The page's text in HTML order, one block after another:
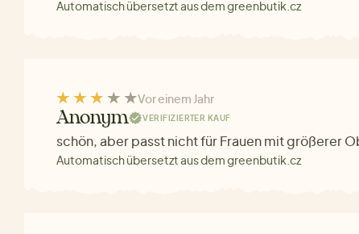
Automatisch übersetzt aus dem greenbutik.cz
Vor einem Jahr
Anonym VERIFIZIERTER KAUF
schön, aber passt nicht für Frauen mit größerer
Automatisch übersetzt aus dem greenbutik.cz